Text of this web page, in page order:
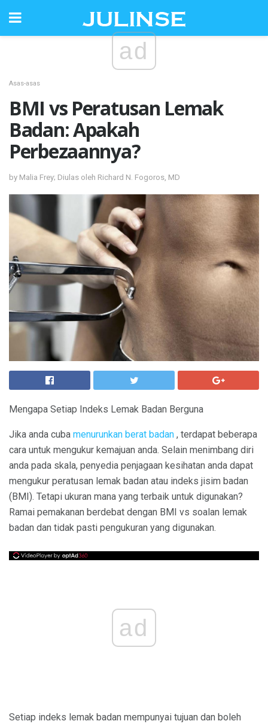
ad
Asas-asas
BMI vs Peratusan Lemak
Badan: Apakah
Perbezaannya?
by Malia Frey; Diulas oleh Richard N. Fogoros, MD
Mengapa Setiap Indeks Lemak Badan Berguna
Jika anda cuba menurunkan berat badan , terdapat beberapa
cara untuk mengukur kemajuan anda. Selain menimbang diri
anda pada skala, penyedia penjagaan kesihatan anda dapat
mengukur peratusan lemak badan atau indeks jisim badan
(BMI). Tetapi ukuran mana yang terbaik untuk digunakan?
Ramai pemakanan berdebat dengan BMI vs soalan lemak
badan dan tidak pasti pengukuran yang digunakan.
ad
Setiap indeks lemak badan mempunyai tujuan dan boleh